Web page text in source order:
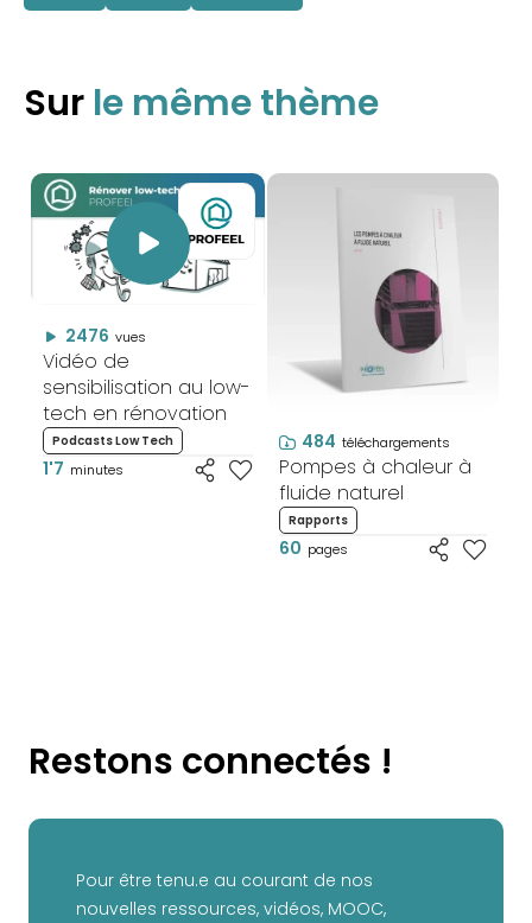
Sur le même thème
2476 vues
Vidéo de
sensibilisation au low-
tech en rénovation
Podcasts Low Tech
1'7 minutes
484 téléchargements
Pompes à chaleur à
fluide naturel
Rapports
60 pages
Restons connectés !
Pour être tenu.e au courant de nos
nouvelles ressources, vidéos, MOOC,